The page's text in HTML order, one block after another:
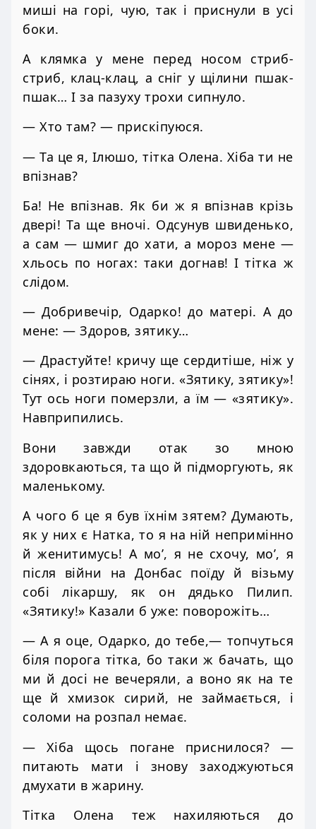
миші на горі, чую, так і приснули в усі
боки.
А клямка у мене перед носом стриб-
стриб, клац-клац, а сніг у щілини пшак-
пшак… І за пазуху трохи сипнуло.
— Хто там? — прискіпуюся.
— Та це я, Ілюшо, тітка Олена. Хіба ти не
впізнав?
Ба! Не впізнав. Як би ж я впізнав крізь
двері! Та ще вночі. Одсунув швиденько,
а сам — шмиг до хати, а мороз мене —
хльось по ногах: таки догнав! І тітка ж
слідом.
— Добривечір, Одарко! до матері. А до
мене: — Здоров, зятику…
— Драстуйте! кричу ще сердитіше, ніж у
сінях, і розтираю ноги. «Зятику, зятику»!
Тут ось ноги померзли, а їм — «зятику».
Навприпились.
Вони завжди отак зо мною
здоровкаються, та що й підморгують, як
маленькому.
А чого б це я був їхнім зятем? Думають,
як у них є Натка, то я на ній непримінно
й женитимусь! А мо’, я не схочу, мо’, я
після війни на Донбас поїду й візьму
собі лікаршу, як он дядько Пилип.
«Зятику!» Казали б уже: поворожіть…
— А я оце, Одарко, до тебе,— топчуться
біля порога тітка, бо таки ж бачать, що
ми й досі не вечеряли, а воно як на те
ще й хмизок сирий, не займається, і
соломи на розпал немає.
— Хіба щось погане приснилося? —
питають мати і знову заходжуються
дмухати в жарину.
Тітка Олена теж нахиляються до